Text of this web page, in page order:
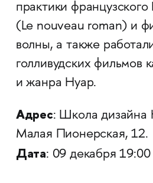
практики
(Le nouveau roman) и
волны, а также
голливудских фильмов
и жанра Нуар.
Адрес: Школа
Малая Пионерская, 12.
Дата: 09 декабря 19:00